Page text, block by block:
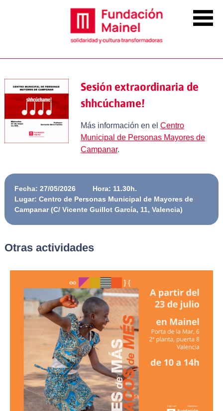
Sesión extraordinaria de
shhcúchame!
Más información en el Centro
Municipal de Personas Mayores de
Campanar.
Fecha: 27/05/2026
Hora: 11.30h.
Lugar: Centro de Personas Municipal de Mayores de
Campanar (C/ Vicente Guillot García, 11, Valencia)
Otras actividades